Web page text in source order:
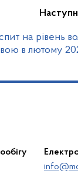
на рівень
в лютому